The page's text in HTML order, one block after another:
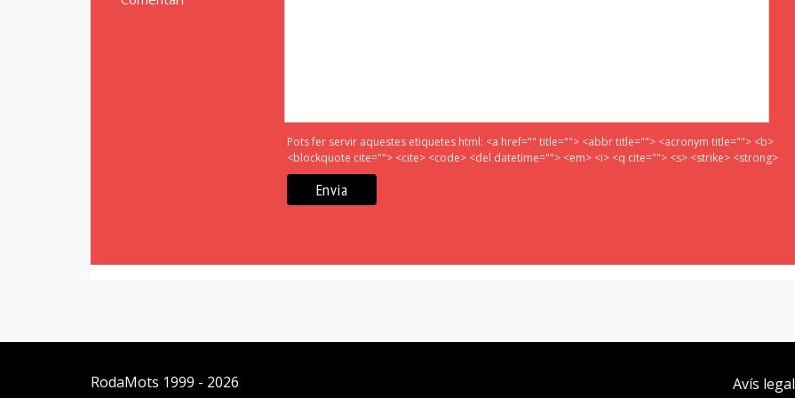
Pots fer servir aquestes etiquetes html: <a href="" title=""> <abbr title=""> <acronym title=""> <b>
<blockquote cite=""> <cite> <code> <del datetime=""> <em> <i> <q cite=""> <s> <strike> <strong>
RodaMots 1999 - 2026 Avís legal